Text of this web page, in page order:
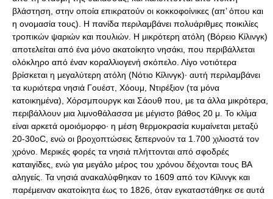
βλάστηση, στην οποία επικρατούν οι κοκκοφοίνικες (απ’ όπου και
η ονομασία τους). Η πανίδα περιλαμβάνει πολυάριθμες ποικιλίες
τροπικών ψαριών και πουλιών. Η μικρότερη ατόλη (Βόρειο Κίλινγκ)
αποτελείται από ένα μόνο ακατοίκητο νησάκι, που περιβάλλεται
ολόκληρο από έναν κοραλλιογενή σκόπελο. Λίγο νοτιότερα
βρίσκεται η μεγαλύτερη ατόλη (Νότιο Κίλινγκ)· αυτή περιλαμβάνει
τα κυριότερα νησιά Γουέστ, Χόουμ, Ντιρέξιον (τα μόνα
κατοικημένα), Χόρσμπουργκ και Σάουθ που, με τα άλλα μικρότερα,
περιβάλλουν μια λιμνοθάλασσα με μέγιστο βάθος 20 μ. Το κλίμα
είναι αρκετά ομοιόμορφο· η μέση θερμοκρασία κυμαίνεται μεταξύ
20-30οC, ενώ οι βροχοπτώσεις ξεπερνούν τα 1.700 χιλιοστά τον
χρόνο. Μερικές φορές τα νησιά πλήττονται από σφοδρές
καταιγίδες, ενώ για μεγάλο μέρος του χρόνου δέχονται τους ΒΑ
αληγείς. Τα νησιά ανακαλύφθηκαν το 1609 από τον Κίλινγκ και
παρέμειναν ακατοίκητα έως το 1826, όταν εγκαταστάθηκε σε αυτά